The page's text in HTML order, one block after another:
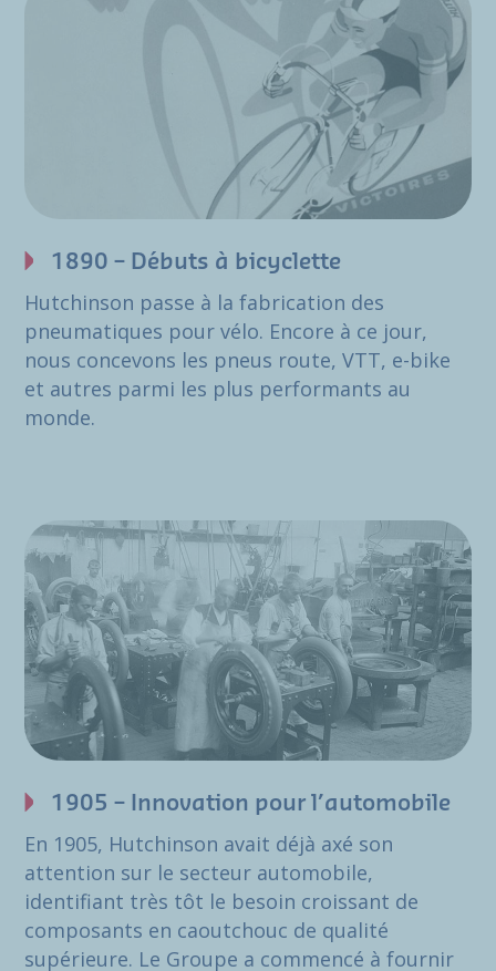
1890 – Débuts à bicyclette
Hutchinson passe à la fabrication des
pneumatiques pour vélo. Encore à ce jour,
nous concevons les pneus route, VTT, e-bike
et autres parmi les plus performants au
monde.
1905 – Innovation pour l’automobile
En 1905, Hutchinson avait déjà axé son
attention sur le secteur automobile,
identifiant très tôt le besoin croissant de
composants en caoutchouc de qualité
supérieure. Le Groupe a commencé à fournir